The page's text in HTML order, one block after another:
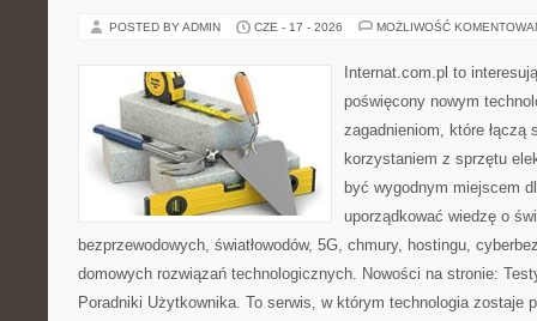
POSTED BY ADMIN CZE - 17 - 2026 MOŻLIWOŚĆ
Internat.com.pl to
poświęcony nowym
zagadnieniom, które łączą
korzystaniem z sprzętu
być wygodnym miejscem
uporządkować wiedzę o
bezprzewodowych, światłowodów, 5G, chmury, hostingu,
domowych rozwiązań technologicznych. Nowości na stronie:
Poradniki Użytkownika. To serwis, w którym technologia zostaje